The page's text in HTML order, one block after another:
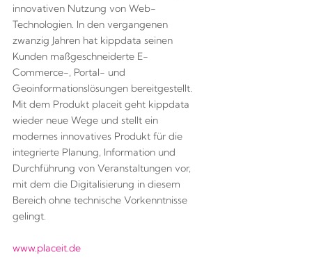
innovativen Nutzung von Web-
Technologien. In den vergangenen
zwanzig Jahren hat kippdata seinen
Kunden maßgeschneiderte E-
Commerce-, Portal- und
Geoinformationslösungen bereitgestellt.
Mit dem Produkt placeit geht kippdata
wieder neue Wege und stellt ein
modernes innovatives Produkt für die
integrierte Planung, Information und
Durchführung von Veranstaltungen vor,
mit dem die Digitalisierung in diesem
Bereich ohne technische Vorkenntnisse
gelingt.
www.placeit.de